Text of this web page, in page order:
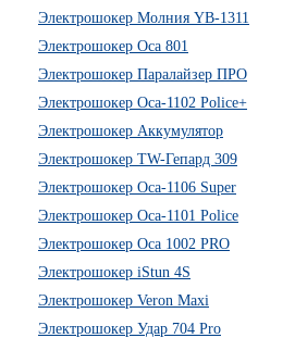
Электрошокер Молния YB-1311
Электрошокер Оса 801
Электрошокер Паралайзер ПРО
Электрошокер Оса-1102 Police+
Электрошокер Аккумулятор
Электрошокер TW-Гепард 309
Электрошокер Оса-1106 Super
Электрошокер Оса-1101 Police
Электрошокер Оса 1002 PRO
Электрошокер iStun 4S
Электрошокер Veron Maxi
Электрошокер Удар 704 Pro